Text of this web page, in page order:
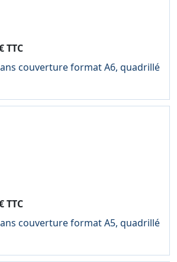
TTC
couverture format A6, quadrillé
TTC
couverture format A5, quadrillé